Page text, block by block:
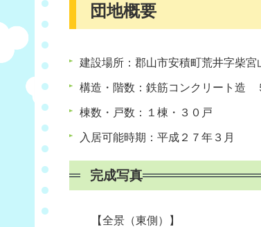
団地概要
建設場所：郡山市安積町荒井字柴
構造・階数：鉄筋コンクリート造
棟数・戸数：１棟・３０戸
入居可能時期：平成２７年３月
完成写真
【全景（東側）】